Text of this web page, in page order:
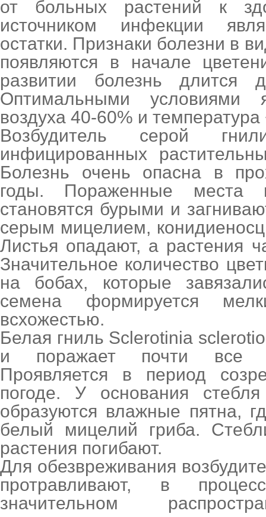
от больных растений к
источником инфекции
остатки. Признаки болезни в
появляются в начале
развитии болезнь длится
Оптимальными условиями
воздуха 40-60% и
Возбудитель серой
инфицированных
Болезнь очень опасна в
годы. Пораженные
становятся бурыми и
серым мицелием,
Листья опадают, а растения
Значительное количество
на бобах, которые
семена формируется
всхожестью.
Белая гниль Sclerotinia
и поражает почти все
Проявляется в период
погоде. У основания
образуются влажные пятна,
белый мицелий гриба.
растения погибают.
Для обезвреживания
протравливают, в
значительном